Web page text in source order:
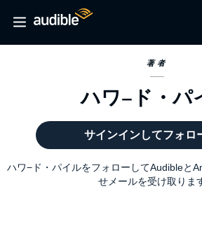
著者
ハワ−ド・パ
サインインしてフォロ
ハワ−ド・パイルをフォローしてAudibleと
せメールを受け取りま